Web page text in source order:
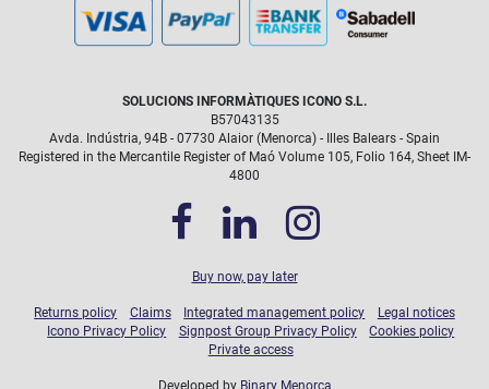
SOLUCIONS INFORMÀTIQUES ICONO S.L.
B57043135
Avda. Indústria, 94B - 07730 Alaior (Menorca) - Illes Balears - Spain
Registered in the Mercantile Register of Maó Volume 105, Folio 164, Sheet IM-
4800
Buy now, pay later
Returns policy Claims Integrated management policy
Legal notices
Icono Privacy Policy
Signpost Group Privacy Policy
Cookies policy
Private access
Developed by Binary Menorca